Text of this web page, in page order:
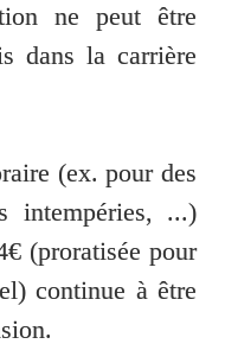
ne peut être
dans la carrière
(ex. pour des
intempéries, ...)
(proratisée pour
continue à être